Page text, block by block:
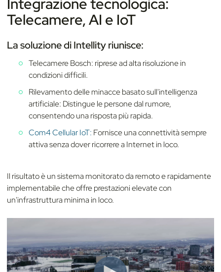
Telecamere, AI e IoT
La soluzione di Intellity riunisce:
Telecamere Bosch: riprese ad alta risoluzione in
condizioni difficili.
Rilevamento delle minacce basato sull'intelligenza
artificiale: Distingue le persone dal rumore,
consentendo una risposta più rapida.
Com4 Cellular IoT: Fornisce una connettività sempre
attiva senza dover ricorrere a Internet in loco.
Il risultato è un sistema monitorato da remoto e rapidamente
implementabile che offre prestazioni elevate con
un'infrastruttura minima in loco.